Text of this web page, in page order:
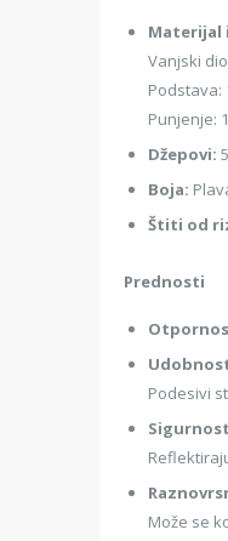
Materijal
Vanjski
Podstava:
Punjenje:
Džepovi:
Boja:
Štiti od
Prednosti
Podesivi
Može se